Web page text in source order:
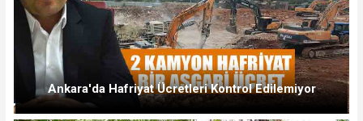
Ankara'da Hafriyat Ücretleri Kontrol Edilemiyor